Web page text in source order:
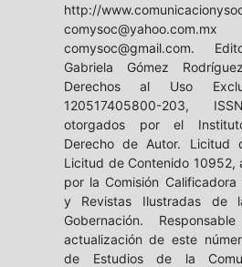
http://
comysoc@gmail.com.
Gabriela Gómez
Derechos al Uso
120517405800-203,
otorgados por el
Derecho de Autor. Licitud
Licitud de Contenido 10952,
por la Comisión
y Revistas Ilustradas de
Gobernación.
actualización de este
de Estudios de la